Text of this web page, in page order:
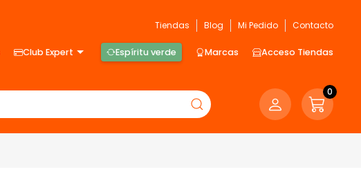
Tiendas
Blog Mi Pedido Contacto
Club Expert Espíritu verde Marcas Acceso Tiendas
0